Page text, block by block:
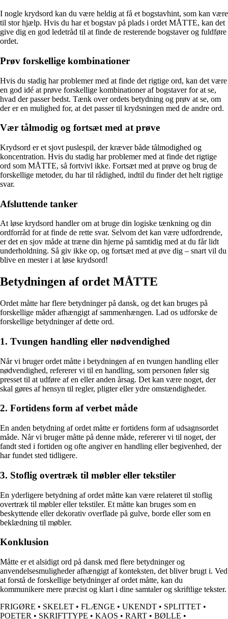
I nogle krydsord kan du være heldig at få et bogstavhint, som kan være
til stor hjælp. Hvis du har et bogstav på plads i ordet MÅTTE, kan det
give dig en god ledetråd til at finde de resterende bogstaver og fuldføre
ordet.
Prøv forskellige kombinationer
Hvis du stadig har problemer med at finde det rigtige ord, kan det være
en god idé at prøve forskellige kombinationer af bogstaver for at se,
hvad der passer bedst. Tænk over ordets betydning og prøv at se, om
der er en mulighed for, at det passer til krydsningen med de andre ord.
Vær tålmodig og fortsæt med at prøve
Krydsord er et sjovt puslespil, der kræver både tålmodighed og
koncentration. Hvis du stadig har problemer med at finde det rigtige
ord som MÅTTE, så fortvivl ikke. Fortsæt med at prøve og brug de
forskellige metoder, du har til rådighed, indtil du finder det helt rigtige
svar.
Afsluttende tanker
At løse krydsord handler om at bruge din logiske tænkning og din
ordforråd for at finde de rette svar. Selvom det kan være udfordrende,
er det en sjov måde at træne din hjerne på samtidig med at du får lidt
underholdning. Så giv ikke op, og fortsæt med at øve dig – snart vil du
blive en mester i at løse krydsord!
Betydningen af ordet MÅTTE
Ordet måtte har flere betydninger på dansk, og det kan bruges på
forskellige måder afhængigt af sammenhængen. Lad os udforske de
forskellige betydninger af dette ord.
1. Tvungen handling eller nødvendighed
Når vi bruger ordet måtte i betydningen af en tvungen handling eller
nødvendighed, refererer vi til en handling, som personen føler sig
presset til at udføre af en eller anden årsag. Det kan være noget, der
skal gøres af hensyn til regler, pligter eller ydre omstændigheder.
2. Fortidens form af verbet måde
En anden betydning af ordet måtte er fortidens form af udsagnsordet
måde. Når vi bruger måtte på denne måde, refererer vi til noget, der
fandt sted i fortiden og ofte angiver en handling eller begivenhed, der
har fundet sted tidligere.
3. Stoflig overtræk til møbler eller tekstiler
En yderligere betydning af ordet måtte kan være relateret til stoflig
overtræk til møbler eller tekstiler. Et måtte kan bruges som en
beskyttende eller dekorativ overflade på gulve, borde eller som en
beklædning til møbler.
Konklusion
Måtte er et alsidigt ord på dansk med flere betydninger og
anvendelsesmuligheder afhængigt af konteksten, det bliver brugt i. Ved
at forstå de forskellige betydninger af ordet måtte, kan du
kommunikere mere præcist og klart i dine samtaler og skriftlige tekster.
FRIGØRE • SKELET • FLÆNGE • UKENDT • SPLITTET •
POETER • SKRIFTTYPE • KAOS • RART • BØLLE •